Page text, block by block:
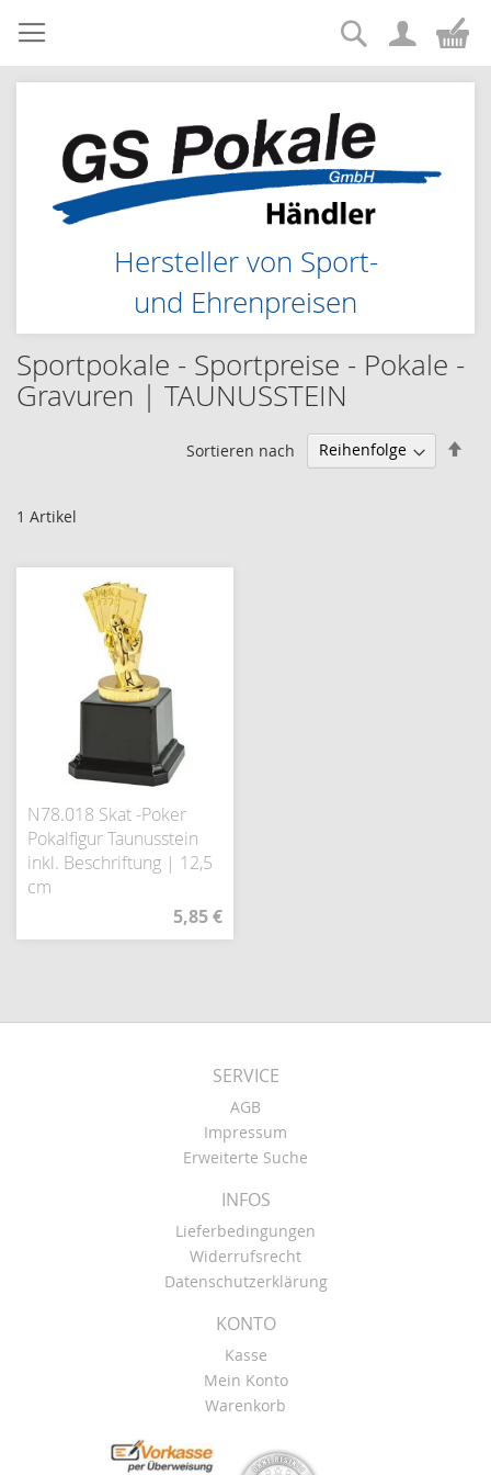
Zum
Inhalt
springen
Hersteller von Sport-
und Ehrenpreisen
Suche
Sportpokale - Sportpreise - Pokale -
Gravuren | TAUNUSSTEIN
1 Artikel
Sortieren nach
N78.018 Skat -Poker
Pokalfigur Taunusstein
inkl. Beschriftung | 12,5
cm
5,85 €
SERVICE
AGB
Impressum
Erweiterte Suche
INFOS
Lieferbedingungen
Widerrufsrecht
Datenschutzerklärung
KONTO
Kasse
Mein Konto
Warenkorb